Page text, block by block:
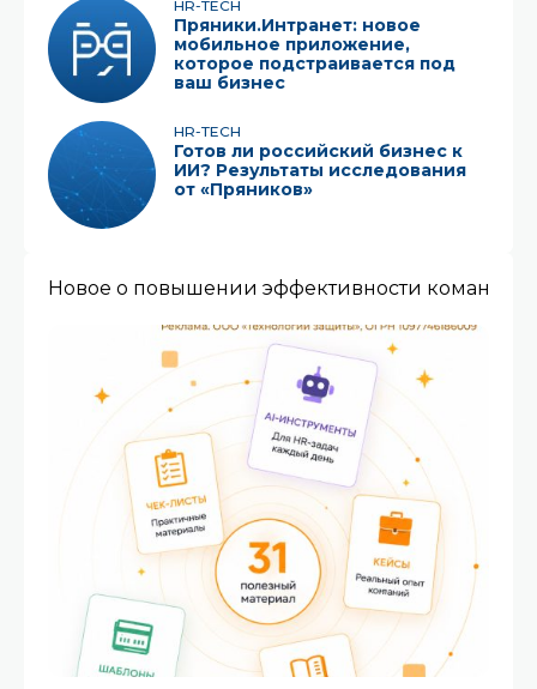
HR-TECH
Пряники.Интранет: новое
мобильное приложение,
которое подстраивается под
ваш бизнес
HR-TECH
Готов ли российский бизнес к
ИИ? Результаты исследования
от «Пряников»
Новое о повышении эффективности команды